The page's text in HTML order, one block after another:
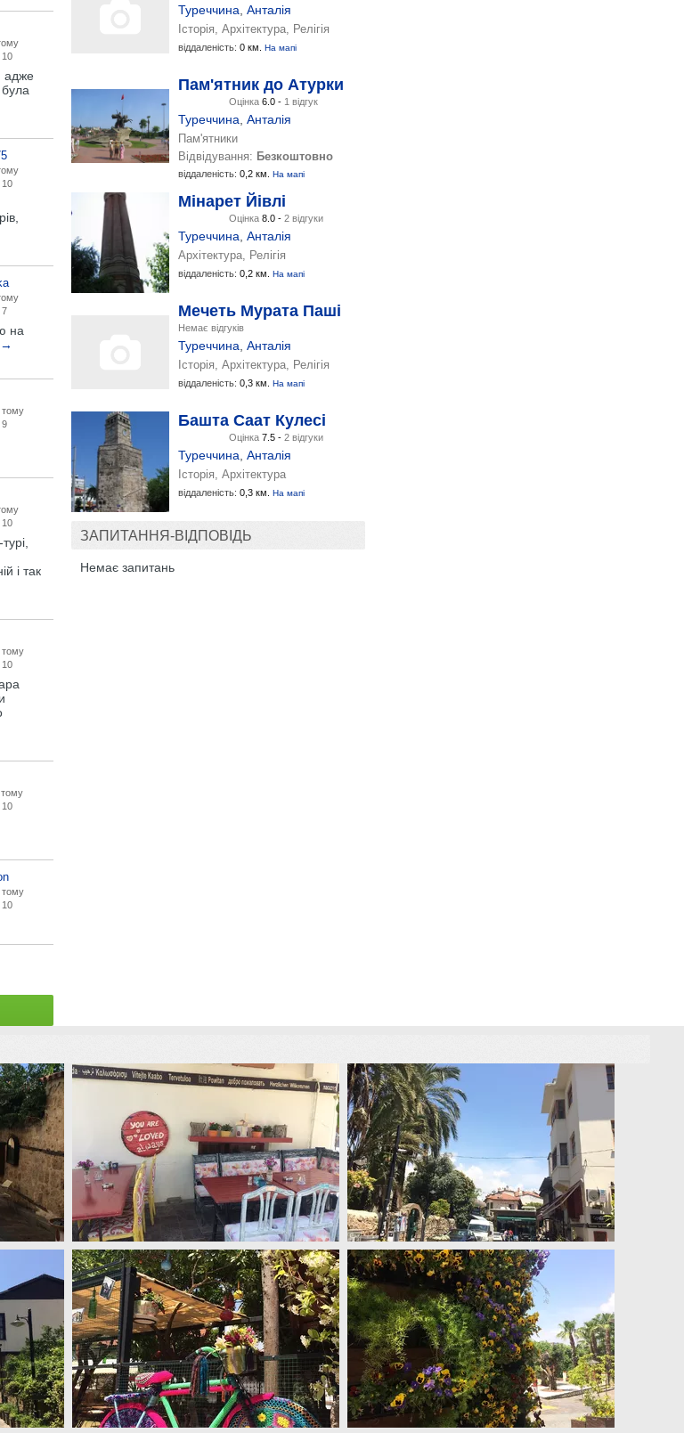
10
адже
була
10
7
на
→
тому
9
10
і так
тому
10
тому
10
тому
10
Туреччина Анталія
Історія, Архітектура, Релігія
віддаленість: 0 км. На мапі
Пам'ятник до Атурки
Оцінка 6.0 - 1 відгук
Туреччина Анталія
Пам'ятники
Відвідування: Безкоштовно
віддаленість: 0,2 км. На мапі
Мінарет Йівлі
Оцінка 8.0 - 2 відгуки
Туреччина Анталія
Архітектура, Релігія
віддаленість: 0,2 км. На мапі
Мечеть Мурата Паші
Немає відгуків
Туреччина Анталія
Історія, Архітектура, Релігія
віддаленість: 0,3 км. На мапі
Башта Саат Кулесі
Оцінка 7.5 - 2 відгуки
Туреччина Анталія
Історія, Архітектура
віддаленість: 0,3 км. На мапі
ЗАПИТАННЯ-ВІДПОВІДЬ
Немає запитань